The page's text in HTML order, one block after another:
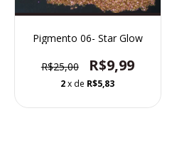
Pigmento 06- Star Glow
R$25,00 R$9,99
2x de R$5,83